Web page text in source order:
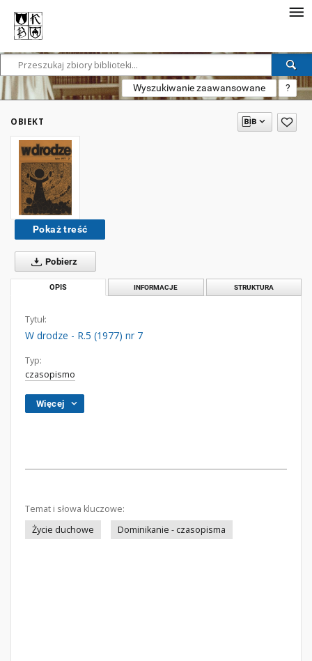
Wyszukiwanie zaawansowane ?
OBIEKT
Pokaż treść
Pobierz
OPIS INFORMACJE STRUKTURA
Tytuł:
W drodze - R.5 (1977) nr 7
Typ:
czasopismo
Więcej
Temat i słowa kluczowe:
Życie duchowe
Dominikanie - czasopisma